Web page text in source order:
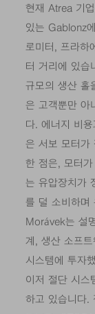
현재 Atrea 기
있는 Gablonz
로미터, 프라하
터 거리에 있
규모의 생산 홀
은 고객뿐만 아
다. 에너지 비
은 서보 모터가
한 점은, 모터
는 유압장치가
를 덜 소비하며
Morávek는 설
계, 생산 소프
시스템에 투자
이저 절단 시
하고 있습니다.